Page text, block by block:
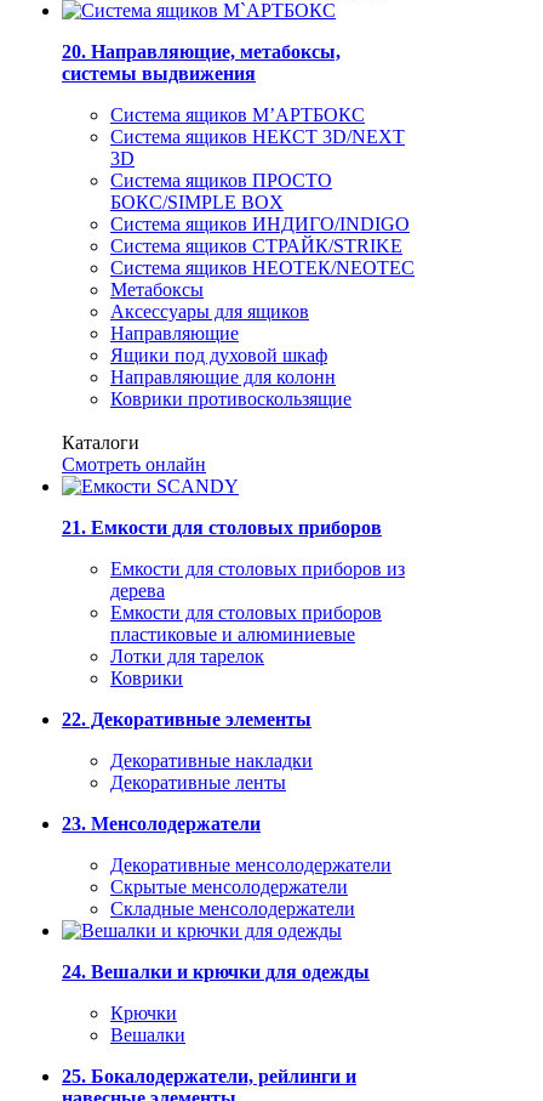
20. Направляющие, метабоксы,
системы выдвижения
Система ящиков М’АРТБОКС
Система ящиков НЕКСТ 3D/NEXT
3D
Система ящиков ПРОСТО
БОКС/SIMPLE BOX
Система ящиков ИНДИГО/INDIGO
Система ящиков СТРАЙК/STRIKE
Система ящиков НЕОТЕК/NEOTEC
Метабоксы
Аксессуары для ящиков
Направляющие
Ящики под духовой шкаф
Направляющие для колонн
Коврики противоскользящие
Каталоги
Смотреть онлайн
21. Емкости для столовых приборов
Емкости для столовых приборов из
дерева
Емкости для столовых приборов
пластиковые и алюминиевые
Лотки для тарелок
Коврики
22. Декоративные элементы
Декоративные накладки
Декоративные ленты
23. Менсолодержатели
Декоративные менсолодержатели
Скрытые менсолодержатели
Складные менсолодержатели
24. Вешалки и крючки для одежды
Крючки
Вешалки
25. Бокалодержатели, рейлинги и